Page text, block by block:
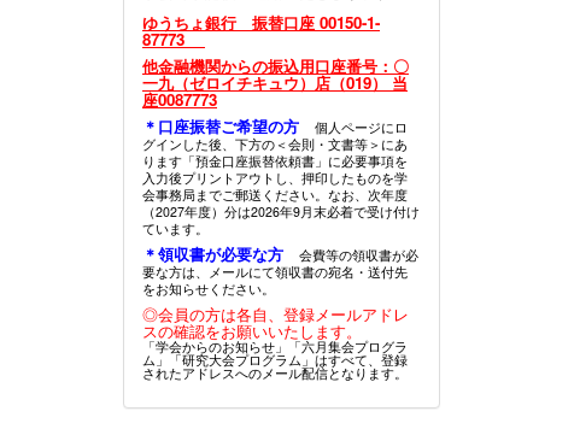
ゆうちょ銀行 振替口座 00150-1-
87773
他金融機関からの振込用口座番号：〇
一九（ゼロイチキュウ）店（019） 当
座0087773
＊口座振替ご希望の方
個人ページにロ
グインした後、下方の＜会則・文書等＞にあ
ります「預金口座振替依頼書」に必要事項を
入力後プリントアウトし、押印したものを学
会事務局までご郵送ください。なお、次年度
（2027年度）分は2026年9月末必着で受け付け
ています。
＊領収書が必要な方
会費等の領収書が必
要な方は、メールにて領収書の宛名・送付先
をお知らせください。
◎会員の方は各自、登録メールアドレ
スの確認をお願いいたします。
「学会からのお知らせ」「六月集会プログラ
ム」「研究大会プログラム」はすべて、登録
されたアドレスへのメール配信となります。